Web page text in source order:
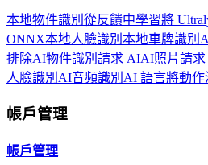
本地物件識別 從反饋中學習將
ONNX本地人臉識別 本地車牌識別
排除AI物件識別 請求 AIAI照片請
人臉識別 AI音頻識別 AI 語言將動
帳戶管理
帳戶管理